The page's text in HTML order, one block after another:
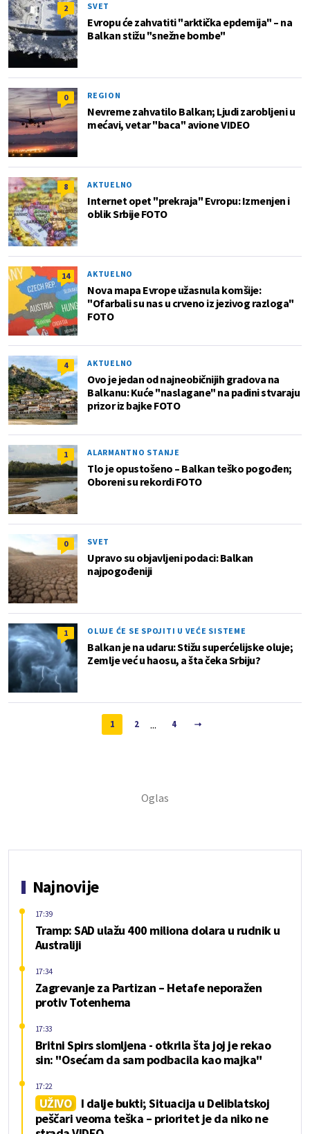
2 SVET
Evropu će zahvatiti "arktička epdemija" – na
Balkan stižu "snežne bombe"
0 REGION
Nevreme zahvatilo Balkan; Ljudi zarobljeni u
mećavi, vetar "baca" avione VIDEO
8 AKTUELNO
Internet opet "prekraja" Evropu: Izmenjen i
oblik Srbije FOTO
14 AKTUELNO
Nova mapa Evrope užasnula komšije:
"Ofarbali su nas u crveno iz jezivog razloga"
FOTO
4 AKTUELNO
Ovo je jedan od najneobičnijih gradova na
Balkanu: Kuće "naslagane" na padini stvaraju
prizor iz bajke FOTO
1 ALARMANTNO STANJE
Tlo je opustošeno – Balkan teško pogođen;
Oboreni su rekordi FOTO
0 SVET
Upravo su objavljeni podaci: Balkan
najpogođeniji
1 OLUJE ĆE SE SPOJITI U VEĆE SISTEME
Balkan je na udaru: Stižu superćelijske oluje;
Zemlje već u haosu, a šta čeka Srbiju?
1 2 ... 4
Najnovije
Tramp: SAD ulažu 400 miliona dolara u rudnik u
Australiji
17:39
Zagrevanje za Partizan – Hetafe neporažen
protiv Totenhema
17:34
Britni Spirs slomljena - otkrila šta joj je rekao
sin: "Osećam da sam podbacila kao majka"
17:33
UŽIVO
I dalje bukti; Situacija u Deliblatskoj
peščari veoma teška – prioritet je da niko ne
17:22